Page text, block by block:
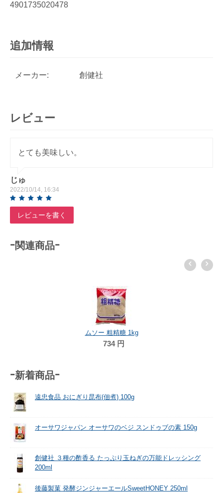
4901735020478
追加情報
メーカー: 創健社
レビュー
とても美味しい。
じゅ
2022/10/14, 16:34
レビューを書く
-関連商品-
ムソー 粗精糖 1kg
734 円
-新着商品-
遠忠食品 おにぎり昆布(佃煮) 100g
オーサワジャパン オーサワのベジ スンドゥブの素 150g
創健社 ３種の酢香る たっぷり玉ねぎの万能ドレッシング
200ml
後藤製菓 発酵ジンジャーエールSweetHONEY 250ml